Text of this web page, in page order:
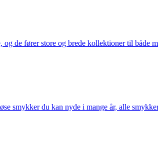
de fører store og brede kollektioner til både
smykker du kan nyde i mange år, alle